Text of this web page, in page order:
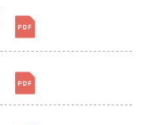
[檔案下載]附件五
[檔案下載]附件六